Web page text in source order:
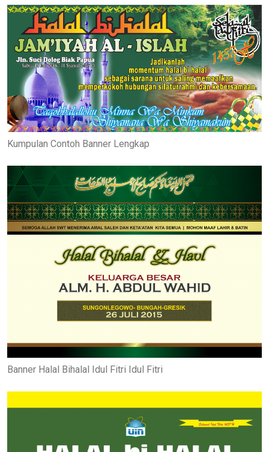
Kumpulan Contoh Banner Lengkap
Banner Halal Bihalal Idul Fitri Idul Fitri